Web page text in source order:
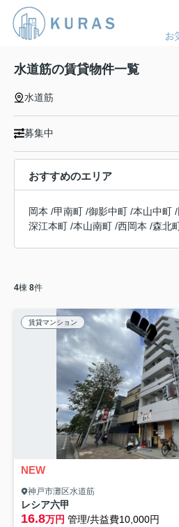
お
水道筋の賃貸物件一覧
水道筋
募集中
おすすめのエリア
岡本 /甲南町 /御影中町 /本山中町 /
深江本町 /本山南町 /西岡本 /森北
4棟 8件
賃貸マンション
NEW
神戸市灘区水道筋
レシア六甲
16.8万円 管理/共益費10,000円